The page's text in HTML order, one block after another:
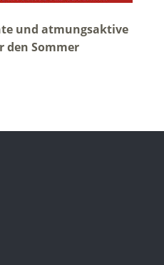
und atmungsaktive
den Sommer